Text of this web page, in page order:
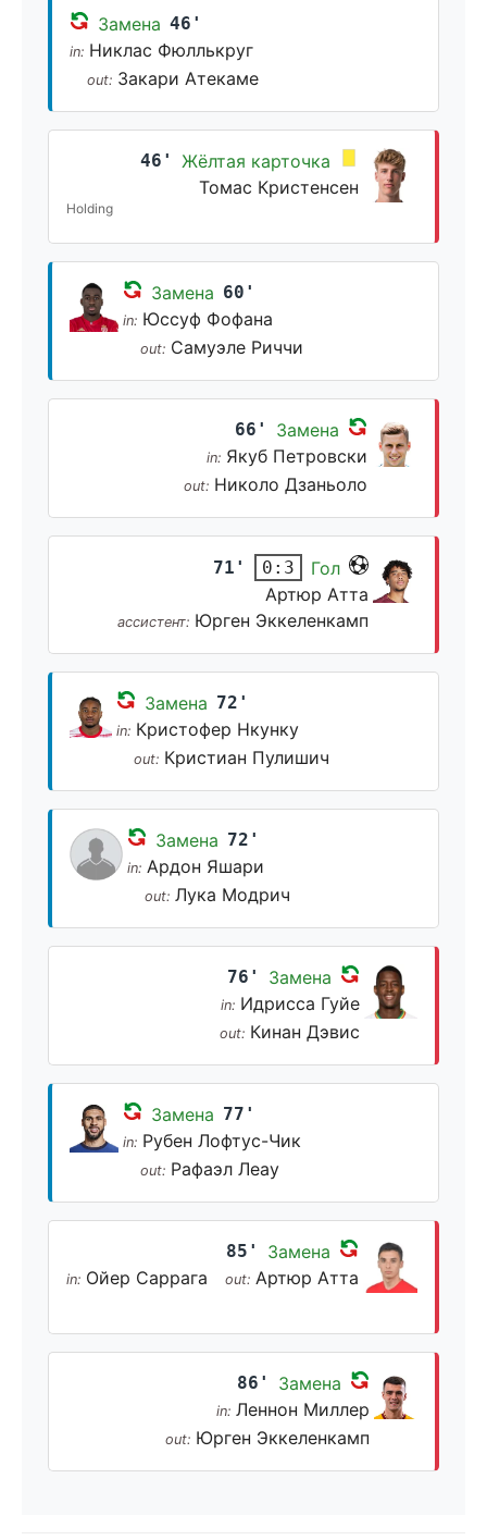
Замена 46'
in: Никлас Фюллькруг
out: Закари Атекаме
46'
Жёлтая карточка
Томас Кристенсен
Holding
Замена 60'
in: Юссуф Фофана
out: Самуэле Риччи
66' Замена
in: Якуб Петровски
out: Николо Дзаньоло
71' 0:3
Гол
Артюр Атта
ассистент: Юрген Эккеленкамп
Замена 72'
in: Кристофер Нкунку
out: Кристиан Пулишич
Замена 72'
in: Ардон Яшари
out: Лука Модрич
76' Замена
in: Идрисса Гуйе
out: Кинан Дэвис
Замена 77'
in: Рубен Лофтус-Чик
out: Рафаэл Леау
85' Замена
in: Ойер Саррага out: Артюр Атта
86' Замена
in: Леннон Миллер
out: Юрген Эккеленкамп